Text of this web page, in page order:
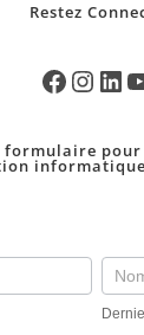
Restez
formulaire
informatique